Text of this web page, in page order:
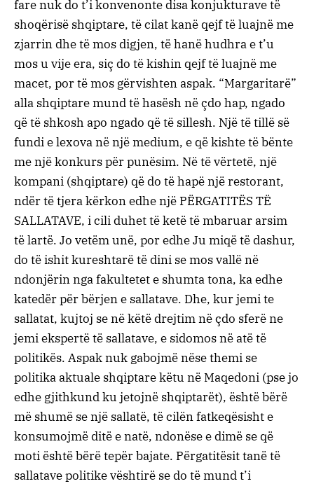
fare nuk do t’i konvenonte disa konjukturave të
shoqërisë shqiptare, të cilat kanë qejf të luajnë me
zjarrin dhe të mos digjen, të hanë hudhra e t’u
mos u vije era, siç do të kishin qejf të luajnë me
macet, por të mos gërvishten aspak. “Margaritarë”
alla shqiptare mund të hasësh në çdo hap, ngado
që të shkosh apo ngado që të sillesh. Një të tillë së
fundi e lexova në një medium, e që kishte të bënte
me një konkurs për punësim. Në të vërtetë, një
kompani (shqiptare) që do të hapë një restorant,
ndër të tjera kërkon edhe një PËRGATITËS TË
SALLATAVE, i cili duhet të ketë të mbaruar arsim
të lartë. Jo vetëm unë, por edhe Ju miqë të dashur,
do të ishit kureshtarë të dini se mos vallë në
ndonjërin nga fakultetet e shumta tona, ka edhe
katedër për bërjen e sallatave. Dhe, kur jemi te
sallatat, kujtoj se në këtë drejtim në çdo sferë ne
jemi ekspertë të sallatave, e sidomos në atë të
politikës. Aspak nuk gabojmë nëse themi se
politika aktuale shqiptare këtu në Maqedoni (pse jo
edhe gjithkund ku jetojnë shqiptarët), është bërë
më shumë se një sallatë, të cilën fatkeqësisht e
konsumojmë ditë e natë, ndonëse e dimë se që
moti është bërë tepër bajate. Përgatitësit tanë të
sallatave politike vështirë se do të mund t’i